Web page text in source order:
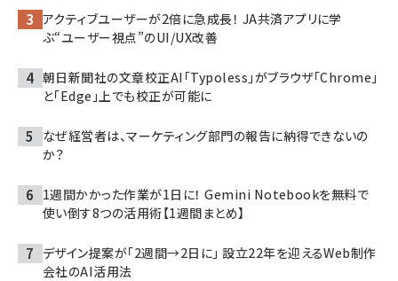
アクティブユーザーが2倍に急成長！ JA共済アプリに学
ぶ“ユーザー視点”のUI/UX改善
朝日新聞社の文章校正AI「Typoless」がブラウザ「Chrome」
と「Edge」上でも校正が可能に
なぜ経営者は、マーケティング部門の報告に納得できないの
か？
1週間かかった作業が1日に！ Gemini Notebookを無料で
使い倒す8つの活用術【1週間まとめ】
デザイン提案が「2週間→2日に」 設立22年を迎えるWeb制作
会社のAI活用法